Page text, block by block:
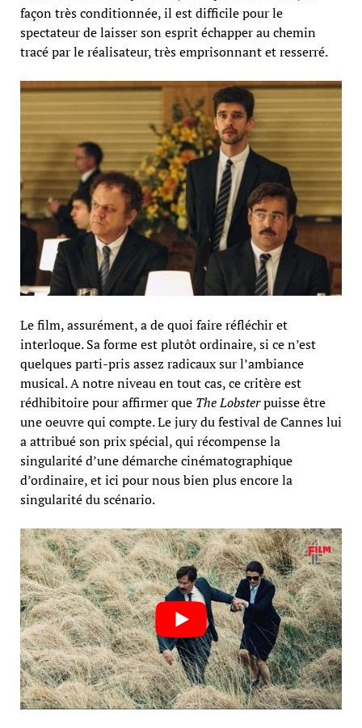
façon très conditionnée, il est difficile pour le
spectateur de laisser son esprit échapper au chemin
tracé par le réalisateur, très emprisonnant et resserré.
Le film, assurément, a de quoi faire réfléchir et
interloque. Sa forme est plutôt ordinaire, si ce n’est
quelques parti-pris assez radicaux sur l’ambiance
musical. A notre niveau en tout cas, ce critère est
rédhibitoire pour affirmer que The Lobsterpuisse être
une oeuvre qui compte. Le jury du festival de Cannes lui
a attribué son prix spécial, qui récompense la
singularité d’une démarche cinématographique
d’ordinaire, et ici pour nous bien plus encore la
singularité du scénario.